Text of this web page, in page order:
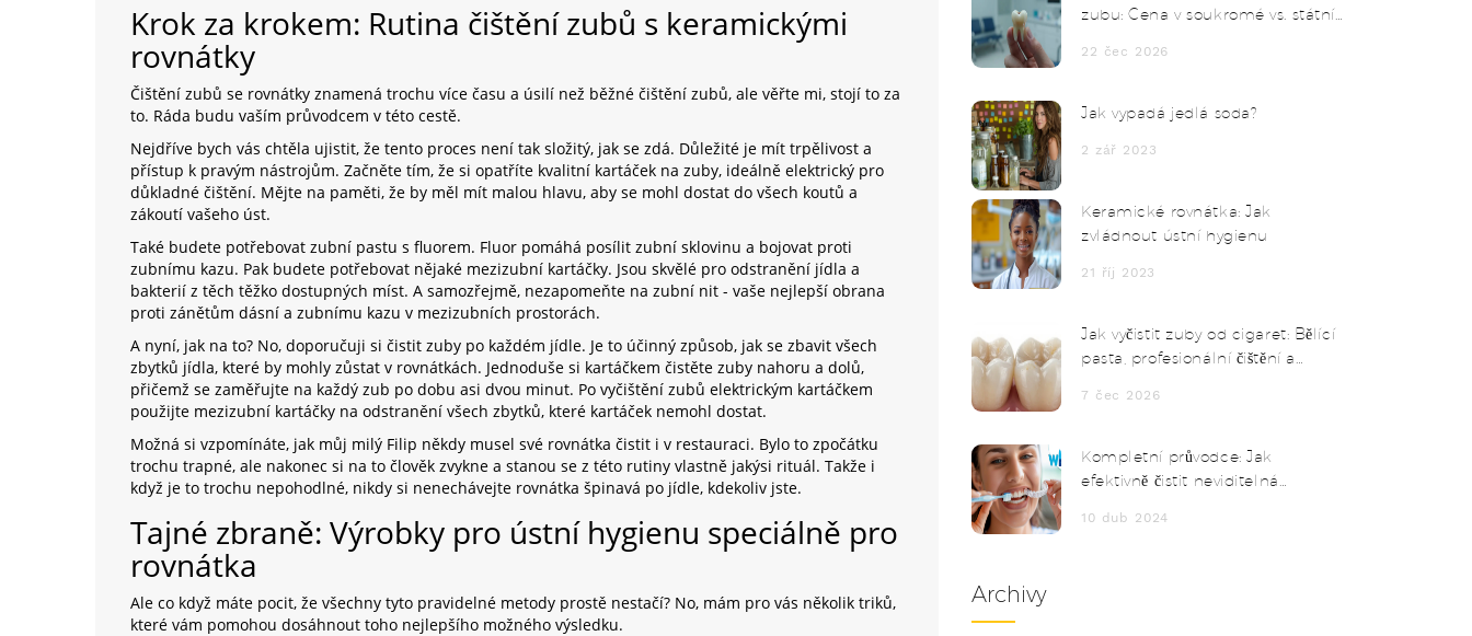
Krok za krokem: Rutina čištění zubů s keramickými
rovnátky
Čištění zubů se rovnátky znamená trochu více času a úsilí než běžné čištění zubů, ale věřte mi, stojí to za
to. Ráda budu vaším průvodcem v této cestě.
Nejdříve bych vás chtěla ujistit, že tento proces není tak složitý, jak se zdá. Důležité je mít trpělivost a
přístup k pravým nástrojům. Začněte tím, že si opatříte kvalitní kartáček na zuby, ideálně elektrický pro
důkladné čištění. Mějte na paměti, že by měl mít malou hlavu, aby se mohl dostat do všech koutů a
zákoutí vašeho úst.
Také budete potřebovat zubní pastu s fluorem. Fluor pomáhá posílit zubní sklovinu a bojovat proti
zubnímu kazu. Pak budete potřebovat nějaké mezizubní kartáčky. Jsou skvělé pro odstranění jídla a
bakterií z těch těžko dostupných míst. A samozřejmě, nezapomeňte na zubní nit - vaše nejlepší obrana
proti zánětům dásní a zubnímu kazu v mezizubních prostorách.
A nyní, jak na to? No, doporučuji si čistit zuby po každém jídle. Je to účinný způsob, jak se zbavit všech
zbytků jídla, které by mohly zůstat v rovnátkách. Jednoduše si kartáčkem čistěte zuby nahoru a dolů,
přičemž se zaměřujte na každý zub po dobu asi dvou minut. Po vyčištění zubů elektrickým kartáčkem
použijte mezizubní kartáčky na odstranění všech zbytků, které kartáček nemohl dostat.
Možná si vzpomínáte, jak můj milý Filip někdy musel své rovnátka čistit i v restauraci. Bylo to zpočátku
trochu trapné, ale nakonec si na to člověk zvykne a stanou se z této rutiny vlastně jakýsi rituál. Takže i
když je to trochu nepohodlné, nikdy si nenechávejte rovnátka špinavá po jídle, kdekoliv jste.
Tajné zbraně: Výrobky pro ústní hygienu speciálně pro
rovnátka
Ale co když máte pocit, že všechny tyto pravidelné metody prostě nestačí? No, mám pro vás několik triků,
které vám pomohou dosáhnout toho nejlepšího možného výsledku.
zubu: Cena v soukromé vs. státní
22 čec 2026
Jak vypadá jedlá soda?
2 zář 2023
Keramické rovnátka: Jak
zvládnout ústní hygienu
21 říj 2023
Jak vyčistit zuby od cigaret: Bělící
pasta, profesionální čištění a
7 čec 2026
Kompletní průvodce: Jak
efektivně čistit neviditelná
10 dub 2024
Archivy